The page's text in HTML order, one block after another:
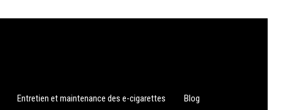
Entretien et maintenance des e-cigarettes Blog